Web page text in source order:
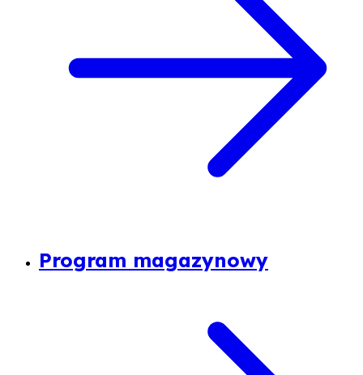
Program magazynowy